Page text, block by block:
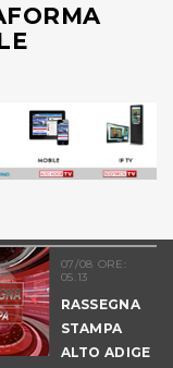
07/08 ORE:
05.13
RASSEGNA
STAMPA
ALTO ADIGE